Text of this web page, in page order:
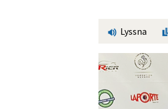
Lyssna